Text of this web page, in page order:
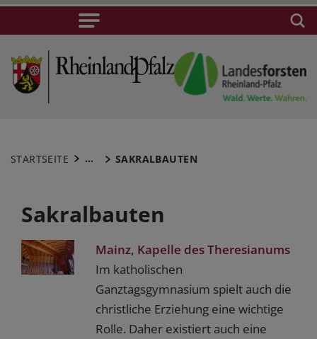
STARTSEITE ... SAKRALBAUTEN
Sakralbauten
Mainz, Kapelle des Theresianums
Im katholischen
Ganztagsgymnasium spielt auch die
christliche Erziehung eine wichtige
Rolle. Daher existiert auch eine